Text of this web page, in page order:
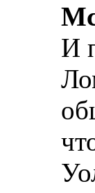
И